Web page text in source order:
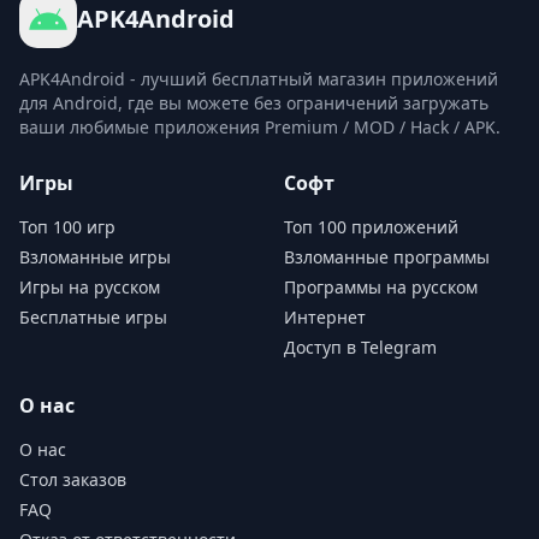
APK4Android
APK4Android - лучший бесплатный магазин приложений
для Android, где вы можете без ограничений загружать
ваши любимые приложения Premium / MOD / Hack / APK.
Игры
Топ 100 игр
Взломанные игры
Игры на русском
Бесплатные игры
Софт
Топ 100 приложений
Взломанные программы
Программы на русском
Интернет
Доступ в Telegram
О нас
О нас
Стол заказов
FAQ